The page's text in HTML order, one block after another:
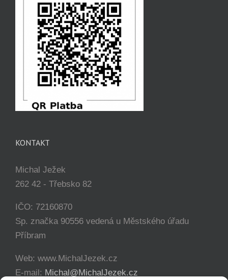
KONTAKT
Michal Ježek
262 42 - Třebsko 82
IČO: 72160870
Sp. značka 90556 vedená u Městského úřadu
Příbram
Web: www.MichalJezek.cz
E-mail: Michal@MichalJezek.cz